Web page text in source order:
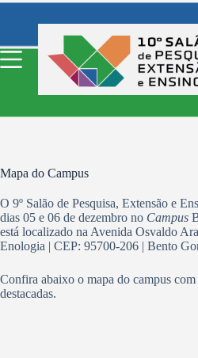
Pular
conteúdo
Mapa do Campus
O 9º Salão de Pesquisa, Extensão e
dias 05 e 06 de dezembro no Campus
está localizado na Avenida Osvaldo
Enologia | CEP: 95700-206 | Bento
Confira abaixo o mapa do campus
destacadas.